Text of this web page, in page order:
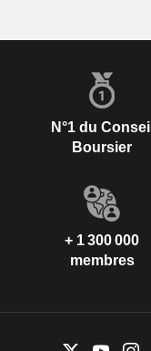
N°1 du Conseil
Boursier
+ 1 300 000
membres